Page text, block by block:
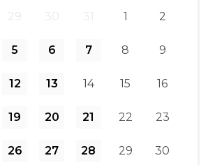
1 2
5 6 7 8 9
12 13 14 15 16
19 20 21 22 23
26 27 28 29 30